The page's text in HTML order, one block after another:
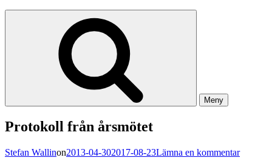
Meny
Protokoll från årsmötet
Stefan Wallinon2013-04-302017-08-23Lämna en kommentarpå